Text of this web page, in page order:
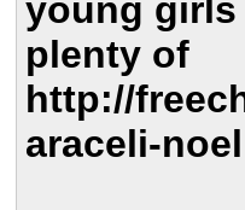
young
plenty of
http://
araceli-